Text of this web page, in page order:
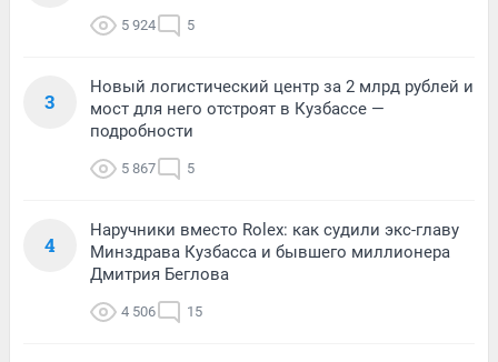
5 924 5
3
Новый логистический центр за 2 млрд рублей и
мост для него отстроят в Кузбассе —
подробности
5 867 5
4
Наручники вместо Rolex: как судили экс-главу
Минздрава Кузбасса и бывшего миллионера
Дмитрия Беглова
4 506 15